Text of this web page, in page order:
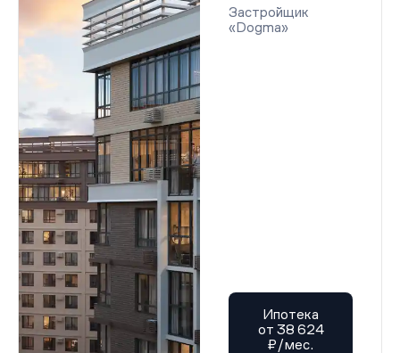
Застройщик
«Dogma»
Ипотека
от 38 624
₽/мес.